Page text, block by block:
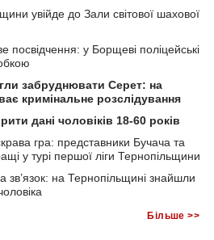
увійде до Зали світової шахової
посвідчення: у Борщеві поліцейські
забруднювати Серет: на
кримінальне розслідування
дані чоловіків 18-60 років
гра: представники Бучача та
у турі першої ліги Тернопільщини
зв’язок: на Тернопільщині знайшли
Більше >>